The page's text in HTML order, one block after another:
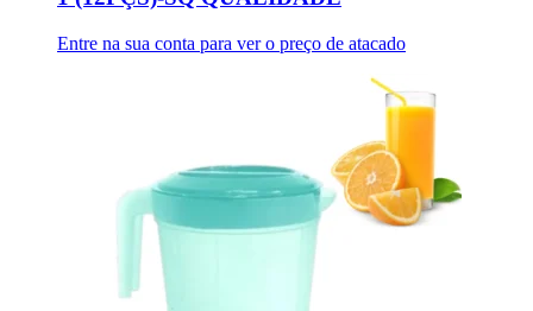
Entre na sua conta para ver o preço de atacado